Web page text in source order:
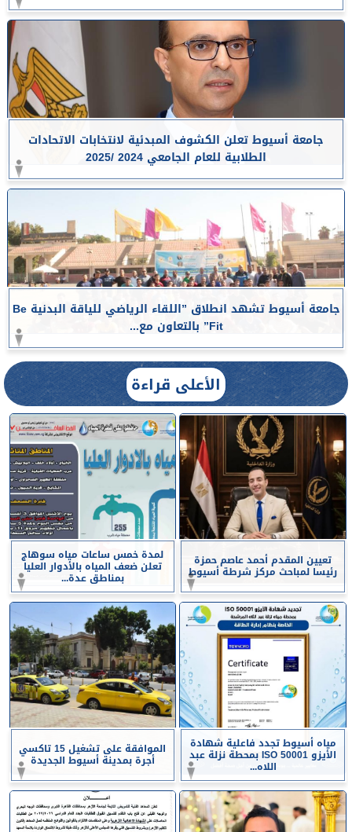
جامعة أسيوط تعلن الكشوف المبدئية لانتخابات الاتحادات
الطلابية للعام الجامعي 2024 /2025
جامعة أسيوط تشهد انطلاق ”اللقاء الرياضي للياقة البدنية Be
Fit” بالتعاون مع...
الأعلى قراءة
تعيين المقدم أحمد عاصم حمزة
رئيسا لمباحث مركز شرطة أسيوط
لمدة خمس ساعات مياه سوهاج
تعلن ضعف المياه بالأدوار العليا
بمناطق عدة...
مياه أسيوط تجدد فاعلية شهادة
الأيزو ISO 50001 بمحطة نزلة عبد
اللاه...
الموافقة على تشغيل 15 تاكسي
أجرة بمدينة أسيوط الجديدة